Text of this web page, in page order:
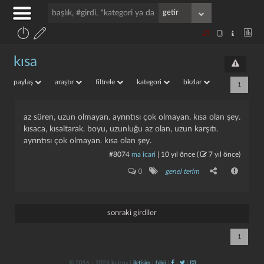
kısa
paylaş araştır filtrele kategori bkzlar 1
az süren, uzun olmayan. ayrıntısı çok olmayan. kısa olan şey.
kısaca, kısaltarak. boyu, uzunluğu az olan, uzun karşıtı.
ayrıntısı çok olmayan. kısa olan şey.
#8074 ma icari 10 yıl önce ( 7 yıl önce)
0 genel terim
sonraki girdiler
1
© 2016 - 2024 kulzos | iletişim| bilgi| | |